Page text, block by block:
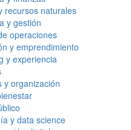
recursos naturales
y gestión
operaciones
y emprendimiento
y experiencia
y organización
y data science